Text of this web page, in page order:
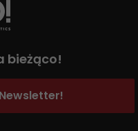
bieżąco!